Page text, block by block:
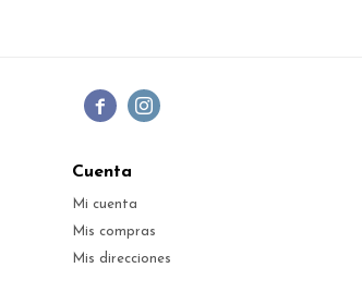
 
Cuenta
Mi cuenta
Mis compras
Mis direcciones